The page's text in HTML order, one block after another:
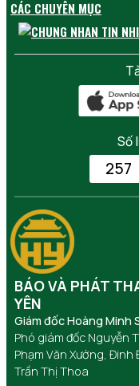
CÁC CHUYÊN MỤC
Số
257
BÁO VÀ PHÁT
YÊN
Giám đốc Hoàng Minh
Phó giám đốc Nguyễn
Phạm Văn Xướng, Đinh
Trần Thị Thoa